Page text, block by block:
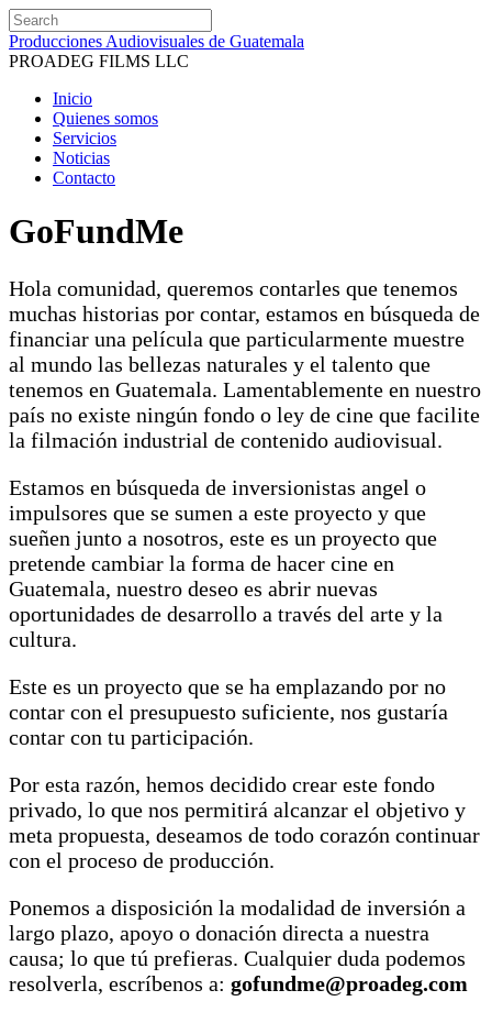
Producciones Audiovisuales de Guatemala
PROADEG FILMS LLC
Inicio
Quienes somos
Servicios
Noticias
Contacto
GoFundMe
Hola comunidad, queremos contarles que tenemos
muchas historias por contar, estamos en búsqueda de
financiar una película que particularmente muestre
al mundo las bellezas naturales y el talento que
tenemos en Guatemala. Lamentablemente en nuestro
país no existe ningún fondo o ley de cine que facilite
la filmación industrial de contenido audiovisual.
Estamos en búsqueda de inversionistas angel o
impulsores que se sumen a este proyecto y que
sueñen junto a nosotros, este es un proyecto que
pretende cambiar la forma de hacer cine en
Guatemala, nuestro deseo es abrir nuevas
oportunidades de desarrollo a través del arte y la
cultura.
Este es un proyecto que se ha emplazando por no
contar con el presupuesto suficiente, nos gustaría
contar con tu participación.
Por esta razón, hemos decidido crear este fondo
privado, lo que nos permitirá alcanzar el objetivo y
meta propuesta, deseamos de todo corazón continuar
con el proceso de producción.
Ponemos a disposición la modalidad de inversión a
largo plazo, apoyo o donación directa a nuestra
causa; lo que tú prefieras. Cualquier duda podemos
resolverla, escríbenos a: gofundme@proadeg.com